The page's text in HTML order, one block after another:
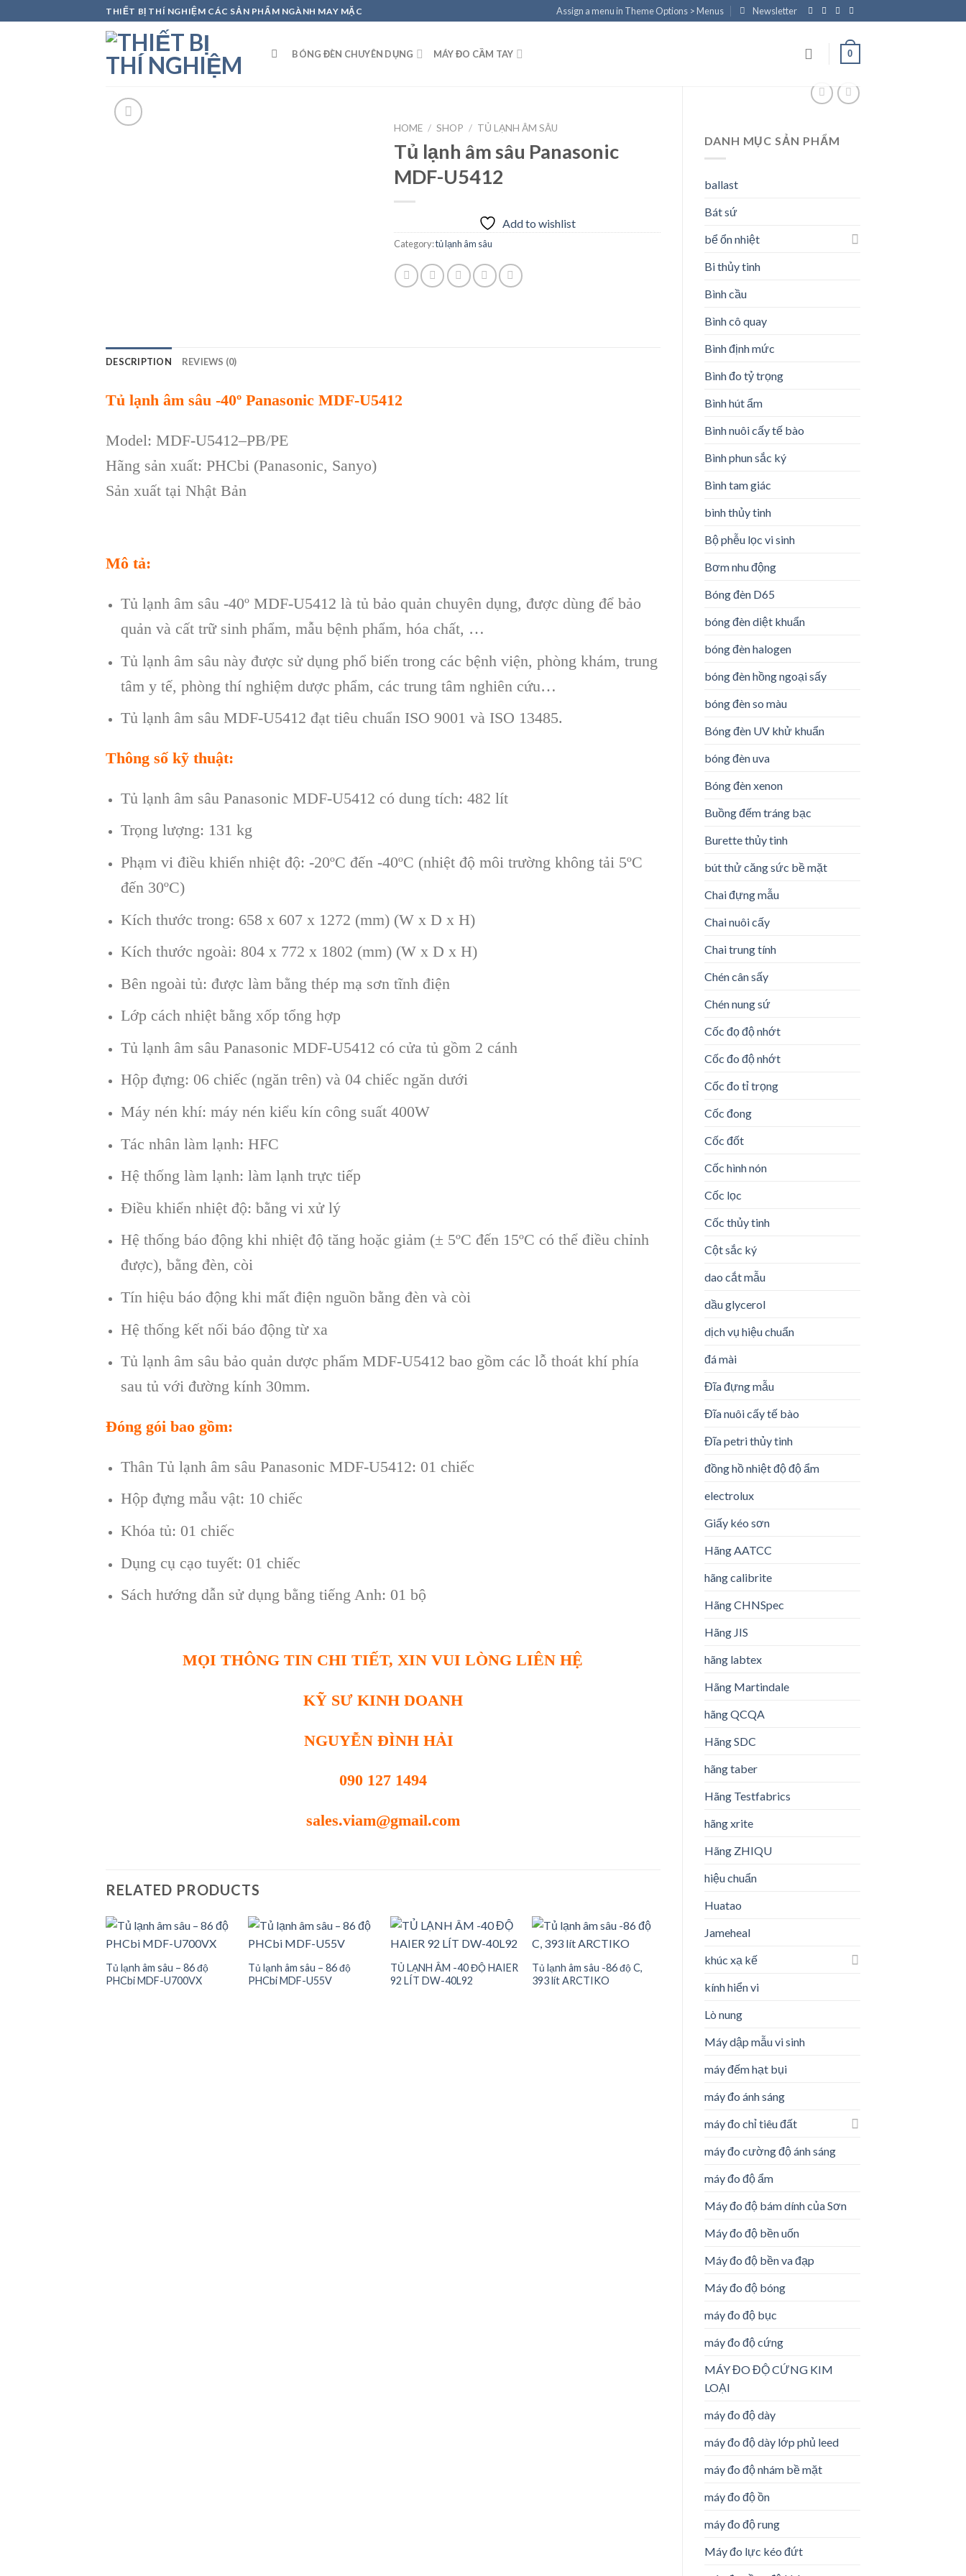
to
THIẾT BỊ THÍ NGHIỆM CÁC SẢN PHẨM NGÀNH MAY MẶC Assign a menu in Theme Options > Menus Newsletter
BÓNG ĐÈN CHUYÊN DỤNG MÁY ĐO CẦM TAY 0
DANH MỤC SẢN PHẨM
ballast
Bát sứ
bể ổn nhiệt
Bi thủy tinh
Bình cầu
Bình cô quay
Bình định mức
Bình đo tỷ trọng
Bình hút ẩm
Bình nuôi cấy tế bào
Bình phun sắc ký
Bình tam giác
bình thủy tinh
Bộ phễu lọc vi sinh
Bơm nhu động
Bóng đèn D65
bóng đèn diệt khuẩn
bóng đèn halogen
bóng đèn hồng ngoại sấy
bóng đèn so màu
Bóng đèn UV khử khuẩn
bóng đèn uva
Bóng đèn xenon
Buồng đếm tráng bạc
Burette thủy tinh
bút thử căng sức bề mặt
Chai đựng mẫu
Chai nuôi cấy
Chai trung tính
Chén cân sấy
Chén nung sứ
Cốc đọ độ nhớt
Cốc đo độ nhớt
Cốc đo tỉ trọng
Cốc đong
Cốc đốt
Cốc hình nón
Cốc lọc
Cốc thủy tinh
Cột sắc ký
dao cắt mẫu
dầu glycerol
dịch vụ hiệu chuẩn
đá mài
Đĩa đựng mẫu
Đĩa nuôi cấy tế bào
Đĩa petri thủy tinh
đồng hồ nhiệt độ độ ẩm
electrolux
Giấy kéo sơn
Hãng AATCC
hãng calibrite
Hãng CHNSpec
Hãng JIS
hãng labtex
Hãng Martindale
hãng QCQA
Hãng SDC
hãng taber
Hãng Testfabrics
hãng xrite
Hãng ZHIQU
hiệu chuẩn
Huatao
Jameheal
khúc xạ kế
kính hiển vi
Lò nung
Máy dập mẫu vi sinh
máy đếm hạt bụi
máy đo ánh sáng
máy đo chỉ tiêu đất
máy đo cường độ ánh sáng
máy đo độ ẩm
Máy đo độ bám dính của Sơn
Máy đo độ bền uốn
Máy đo độ bền va đạp
Máy đo độ bóng
máy đo độ bục
máy đo độ cứng
MÁY ĐO ĐỘ CỨNG KIM
LOẠI
máy đo độ dày
máy đo độ dày lớp phủ leed
máy đo độ nhám bề mặt
máy đo độ ồn
máy đo độ rung
Máy đo lực kéo đứt
HOME / SHOP / TỦ LẠNH ÂM SÂU
Tủ lạnh âm sâu Panasonic
MDF-U5412
Add to wishlist
Category:tủ lạnh âm sâu
DESCRIPTION REVIEWS (0)
Tủ lạnh âm sâu -40º Panasonic MDF-U5412
Model: MDF-U5412–PB/PE
Hãng sản xuất: PHCbi (Panasonic, Sanyo)
Sản xuất tại Nhật Bản
Mô tả:
Tủ lạnh âm sâu -40º MDF-U5412 là tủ bảo quản chuyên dụng, được dùng để bảo
quản và cất trữ sinh phẩm, mẫu bệnh phẩm, hóa chất, …
Tủ lạnh âm sâu này được sử dụng phổ biến trong các bệnh viện, phòng khám, trung
tâm y tế, phòng thí nghiệm dược phẩm, các trung tâm nghiên cứu…
Tủ lạnh âm sâu MDF-U5412 đạt tiêu chuẩn ISO 9001 và ISO 13485.
Thông số kỹ thuật:
Tủ lạnh âm sâu Panasonic MDF-U5412 có dung tích: 482 lít
Trọng lượng: 131 kg
Phạm vi điều khiển nhiệt độ: -20ºC đến -40ºC (nhiệt độ môi trường không tải 5ºC
đến 30ºC)
Kích thước trong: 658 x 607 x 1272 (mm) (W x D x H)
Kích thước ngoài: 804 x 772 x 1802 (mm) (W x D x H)
Bên ngoài tủ: được làm bằng thép mạ sơn tĩnh điện
Lớp cách nhiệt bằng xốp tổng hợp
Tủ lạnh âm sâu Panasonic MDF-U5412 có cửa tủ gồm 2 cánh
Hộp đựng: 06 chiếc (ngăn trên) và 04 chiếc ngăn dưới
Máy nén khí: máy nén kiểu kín công suất 400W
Tác nhân làm lạnh: HFC
Hệ thống làm lạnh: làm lạnh trực tiếp
Điều khiển nhiệt độ: bằng vi xử lý
Hệ thống báo động khi nhiệt độ tăng hoặc giảm (± 5ºC đến 15ºC có thể điều chỉnh
được), bằng đèn, còi
Tín hiệu báo động khi mất điện nguồn bằng đèn và còi
Hệ thống kết nối báo động từ xa
Tủ lạnh âm sâu bảo quản dược phẩm MDF-U5412 bao gồm các lỗ thoát khí phía
sau tủ với đường kính 30mm.
Đóng gói bao gồm:
Thân Tủ lạnh âm sâu Panasonic MDF-U5412: 01 chiếc
Hộp đựng mẫu vật: 10 chiếc
Khóa tủ: 01 chiếc
Dụng cụ cạo tuyết: 01 chiếc
Sách hướng dẫn sử dụng bằng tiếng Anh: 01 bộ
MỌI THÔNG TIN CHI TIẾT, XIN VUI LÒNG LIÊN HỆ
KỸ SƯ KINH DOANH
NGUYỄN ĐÌNH HẢI
090 127 1494
sales.viam@gmail.com
RELATED PRODUCTS
Add to
Tủ lạnh âm sâu – 86 độ
PHCbi MDF-U700VX
Tủ lạnh âm sâu – 86 độ
PHCbi MDF-U55V
TỦ LẠNH ÂM -40 ĐỘ HAIER
92 LÍT DW-40L92
Tủ lạnh âm sâu -86 độ C,
393 lít ARCTIKO